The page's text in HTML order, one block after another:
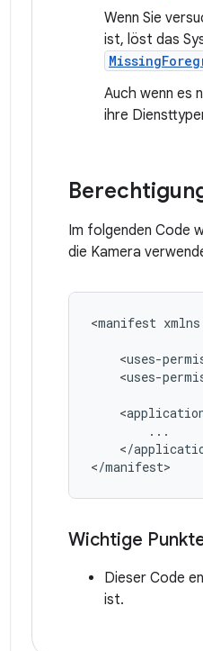
Wenn Sie
ist, löst das
Auch wenn es
ihre
Im folgenden Code
die Kamera
<manifest
<uses-
<uses-
</
Wichtige
Dieser Code
ist.